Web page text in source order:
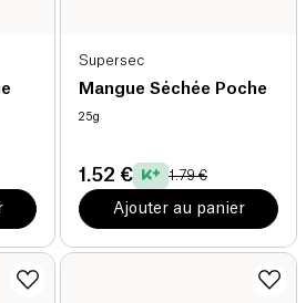
Supersec
Mangue Séchée Poche
25g
1.52 € 1.79 €
Ajouter au panier